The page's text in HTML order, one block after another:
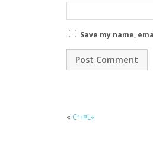
Save my name,
« Cª i¤L«